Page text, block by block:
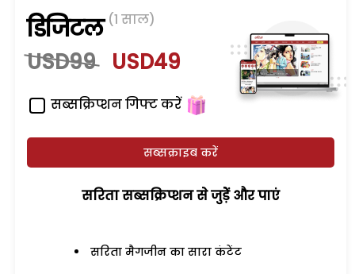
डिजिटल (1 साल)
USD99 USD49
सब्सक्रिप्शन गिफ्ट करें
सब्सक्राइब करें
सरिता सब्सक्रिप्शन से जुड़ेें और पाएं
सरिता मैगजीन का सारा कंटेंट